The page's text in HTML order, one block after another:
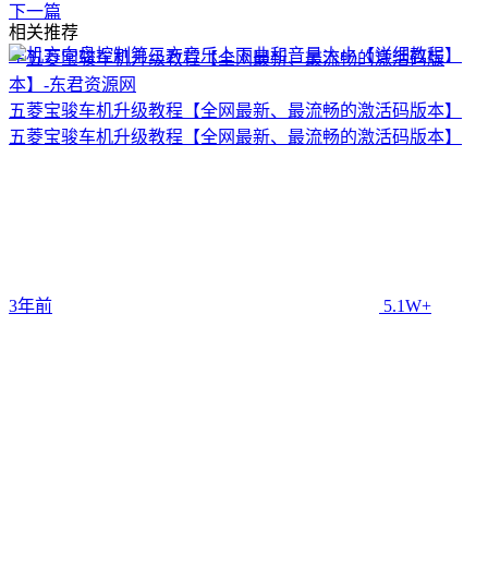
下一篇
车机方向盘控制第三方音乐上下曲和音量大小【详细教程】
相关推荐
五菱宝骏车机升级教程【全网最新、最流畅的激活码版本】
五菱宝骏车机升级教程【全网最新、最流畅的激活码版本】
3年前 5.1W+